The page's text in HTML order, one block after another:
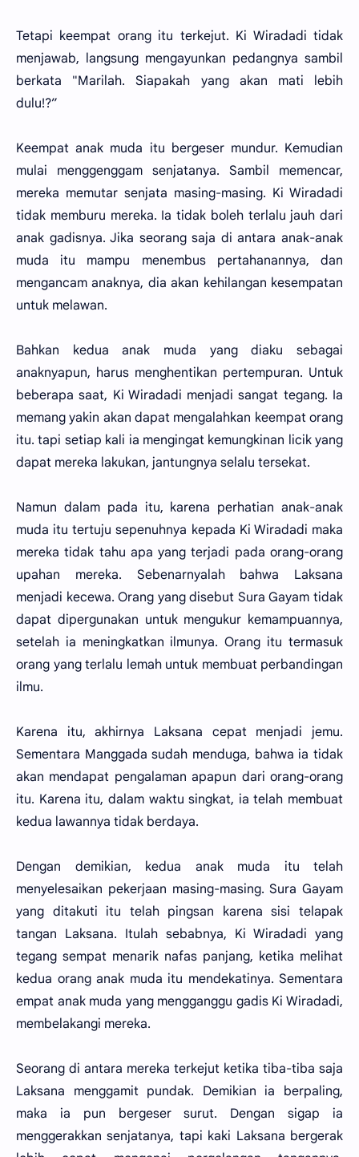
Tetapi keempat orang itu terkejut. Ki Wiradadi tidak
menjawab, langsung mengayunkan pedangnya sambil
berkata "Marilah. Siapakah yang akan mati lebih
dulu!?”
Keempat anak muda itu bergeser mundur. Kemudian
mulai menggenggam senjatanya. Sambil memencar,
mereka memutar senjata masing-masing. Ki Wiradadi
tidak memburu mereka. Ia tidak boleh terlalu jauh dari
anak gadisnya. Jika seorang saja di antara anak-anak
muda itu mampu menembus pertahanannya, dan
mengancam anaknya, dia akan kehilangan kesempatan
untuk melawan.
Bahkan kedua anak muda yang diaku sebagai
anaknyapun, harus menghentikan pertempuran. Untuk
beberapa saat, Ki Wiradadi menjadi sangat tegang. Ia
memang yakin akan dapat mengalahkan keempat orang
itu. tapi setiap kali ia mengingat kemungkinan licik yang
dapat mereka lakukan, jantungnya selalu tersekat.
Namun dalam pada itu, karena perhatian anak-anak
muda itu tertuju sepenuhnya kepada Ki Wiradadi maka
mereka tidak tahu apa yang terjadi pada orang-orang
upahan mereka. Sebenarnyalah bahwa Laksana
menjadi kecewa. Orang yang disebut Sura Gayam tidak
dapat dipergunakan untuk mengukur kemampuannya,
setelah ia meningkatkan ilmunya. Orang itu termasuk
orang yang terlalu lemah untuk membuat perbandingan
ilmu.
Karena itu, akhirnya Laksana cepat menjadi jemu.
Sementara Manggada sudah menduga, bahwa ia tidak
akan mendapat pengalaman apapun dari orang-orang
itu. Karena itu, dalam waktu singkat, ia telah membuat
kedua lawannya tidak berdaya.
Dengan demikian, kedua anak muda itu telah
menyelesaikan pekerjaan masing-masing. Sura Gayam
yang ditakuti itu telah pingsan karena sisi telapak
tangan Laksana. Itulah sebabnya, Ki Wiradadi yang
tegang sempat menarik nafas panjang, ketika melihat
kedua orang anak muda itu mendekatinya. Sementara
empat anak muda yang mengganggu gadis Ki Wiradadi,
membelakangi mereka.
Seorang di antara mereka terkejut ketika tiba-tiba saja
Laksana menggamit pundak. Demikian ia berpaling,
maka ia pun bergeser surut. Dengan sigap ia
menggerakkan senjatanya, tapi kaki Laksana bergerak